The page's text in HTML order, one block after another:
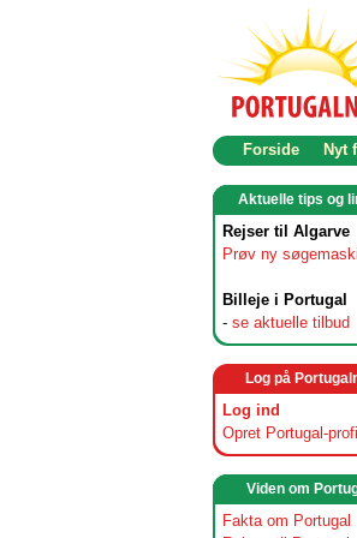
Forside Nyt
Aktuelle tips og
Rejser til Algarve
Prøv ny
Billeje i Portugal
- se aktuelle tilbud
Log på
Log ind
Opret Portugal-profil
Viden om
Fakta om Portugal